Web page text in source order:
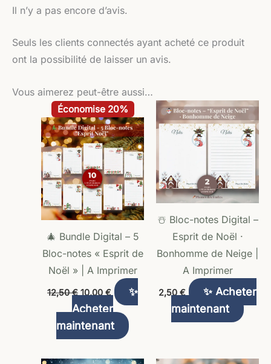
Il n’y a pas encore d’avis.
Seuls les clients connectés ayant acheté ce produit
ont la possibilité de laisser un avis.
Vous aimerez peut-être aussi…
Économise 20%
🎄 Bundle Digital – 5
Bloc-notes « Esprit de
Noël » | A Imprimer
12,50€
Le
prix
initial
était :
12,50 €.
10,00 €
Le
prix
actuel
est :
10,00 €.
✨
Acheter
maintenant
☃️ Bloc-notes Digital –
Esprit de Noël ·
Bonhomme de Neige |
A Imprimer
2,50 €
✨ Acheter
maintenant